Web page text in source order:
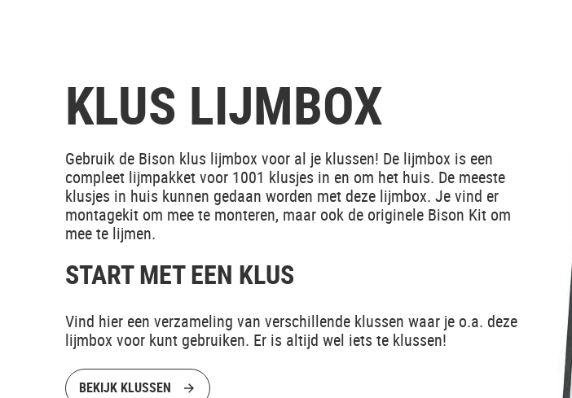
KLUS LIJMBOX
Gebruik de Bison klus lijmbox voor al je klussen! De lijmbox is een
compleet lijmpakket voor 1001 klusjes in en om het huis. De meeste
klusjes in huis kunnen gedaan worden met deze lijmbox. Je vind er
montagekit om mee te monteren, maar ook de originele Bison Kit om
mee te lijmen.
START MET EEN KLUS
Vind hier een verzameling van verschillende klussen waar je o.a. deze
lijmbox voor kunt gebruiken. Er is altijd wel iets te klussen!
BEKIJK KLUSSEN